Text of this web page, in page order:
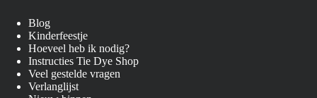
Blog
Kinderfeestje
Hoeveel heb ik nodig?
Instructies Tie Dye Shop
Veel gestelde vragen
Verlanglijst